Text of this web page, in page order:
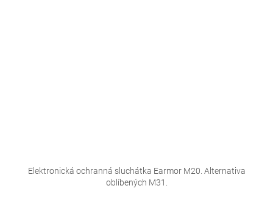
Elektronická ochranná sluchátka Earmor M20. Alternativa
oblíbených M31.